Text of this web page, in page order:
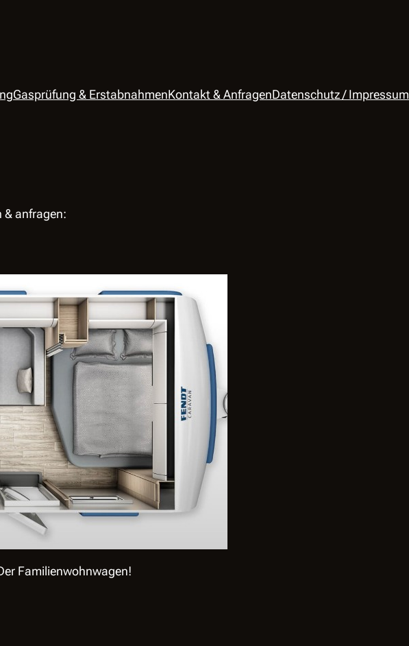
Gasprüfung & ErstabnahmenKontakt & AnfragenDatenschutz / Impressum
& anfragen:
Familienwohnwagen!